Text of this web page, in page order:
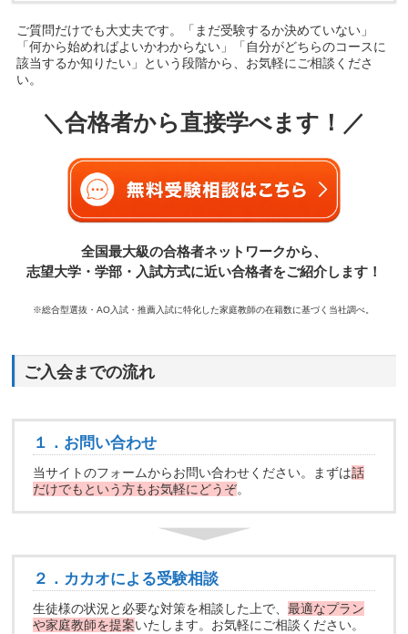
ご質問だけでも大丈夫です。「まだ受験するか決めていない」
「何から始めればよいかわからない」「自分がどちらのコースに
該当するか知りたい」という段階から、お気軽にご相談くださ
い。
＼合格者から直接学べます！／
全国最大級の合格者ネットワークから、
志望大学・学部・入試方式に近い合格者をご紹介します！
※総合型選抜・AO入試・推薦入試に特化した家庭教師の在籍数に基づく当社調べ。
ご入会までの流れ
１．お問い合わせ
当サイトのフォームからお問い合わせください。まずは話
だけでもという方もお気軽にどうぞ。
２．カカオによる受験相談
生徒様の状況と必要な対策を相談した上で、最適なプラン
や家庭教師を提案いたします。お気軽にご相談ください。